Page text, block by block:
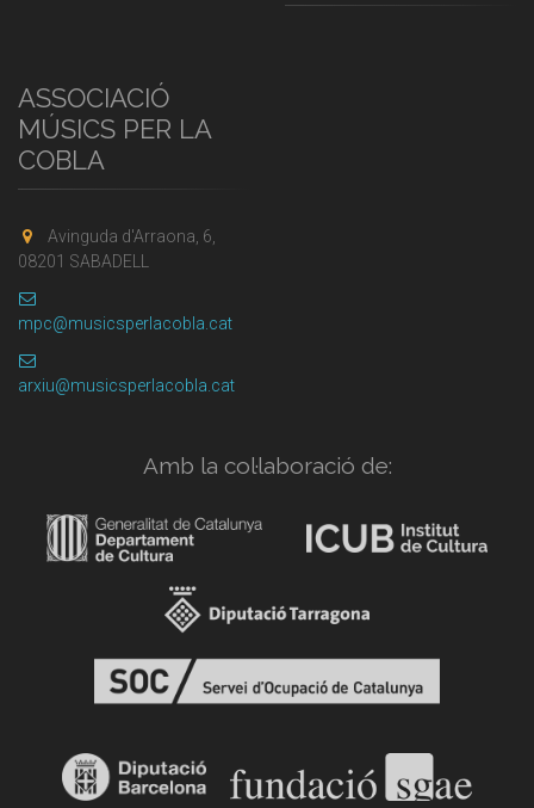
ASSOCIACIÓ
MÚSICS PER LA
COBLA
Avinguda d'Arraona, 6,
08201 SABADELL
mpc@musicsperlacobla.cat
arxiu@musicsperlacobla.cat
Amb la col·laboració de: